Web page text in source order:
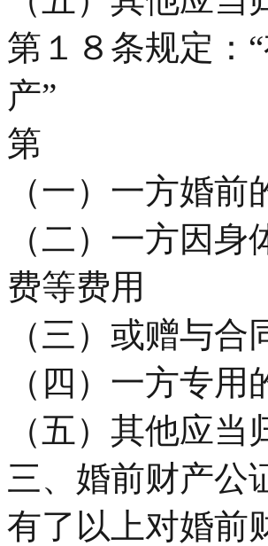
第１８条规定：
产”
第
（一）一方婚前
（二）一方因
费等费用
（三）或赠与
（四）一方专用
（五）其他应
三、婚前财产公
有了以上对婚前